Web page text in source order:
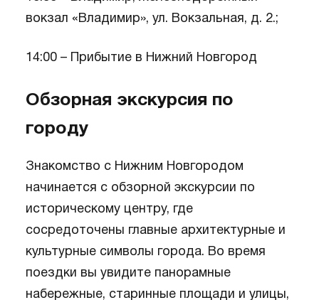
вокзал «Владимир», ул. Вокзальная, д. 2.;
14:00 – Прибытие в Нижний Новгород
Обзорная экскурсия по
городу
Знакомство с Нижним Новгородом
начинается с обзорной экскурсии по
историческому центру, где
сосредоточены главные архитектурные и
культурные символы города. Во время
поездки вы увидите панорамные
набережные, старинные площади и улицы,